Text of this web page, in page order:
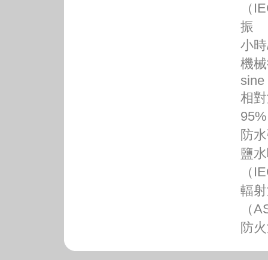
（
振
小
機
sine
相
防
鹽
（
輻
（
防